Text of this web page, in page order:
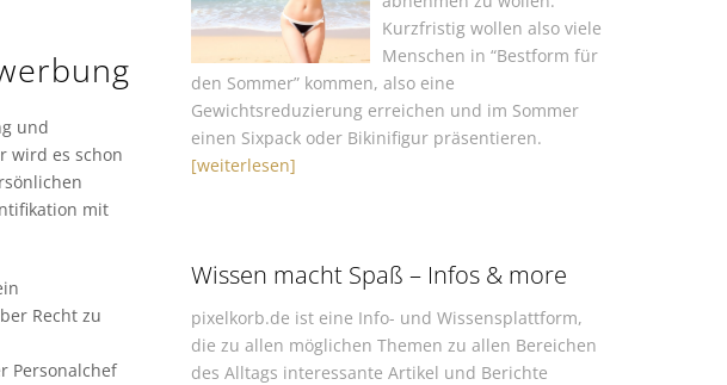
und
wird es schon
mit
Recht zu
Personalchef
Kurzfristig wollen also viele
Menschen in “Bestform für
den Sommer” kommen, also eine
Gewichtsreduzierung erreichen und im Sommer
einen Sixpack oder Bikinifigur präsentieren.
[weiterlesen]
Wissen macht Spaß – Infos & more
pixelkorb.de ist eine Info- und Wissensplattform,
die zu allen möglichen Themen zu allen Bereichen
des Alltags interessante Artikel und Berichte